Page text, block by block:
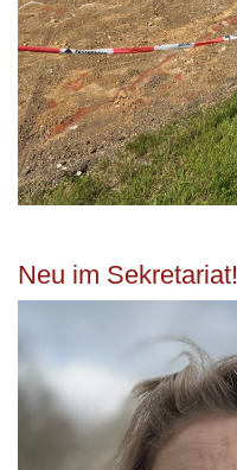
Neu im Sekretariat!